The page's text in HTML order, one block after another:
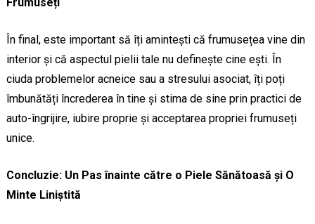
În final, este important să îți amintești că frumusețea vine din
interior și că aspectul pielii tale nu definește cine ești. În
ciuda problemelor acneice sau a stresului asociat, îți poți
îmbunătăți încrederea în tine și stima de sine prin practici de
auto-îngrijire, iubire proprie și acceptarea propriei frumuseți
unice.
Concluzie: Un Pas înainte către o Piele Sănătoasă și O
Minte Liniștită